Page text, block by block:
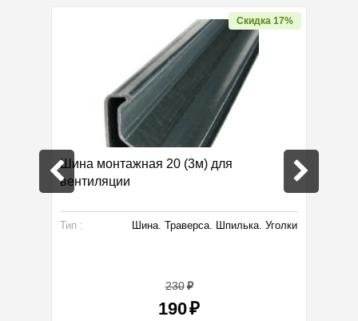
Скидка 17%
Шина монтажная 20 (3м) для
вентиляции
Тип : Шина. Траверса. Шпилька. Уголки
230
190